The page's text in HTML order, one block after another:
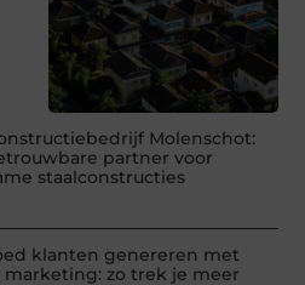
Molenschot:
partner voor
staalconstructies
klanten genereren met
marketing: zo trek je meer